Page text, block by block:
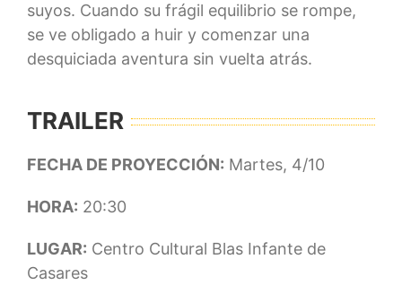
suyos. Cuando su frágil equilibrio se rompe,
se ve obligado a huir y comenzar una
desquiciada aventura sin vuelta atrás.
TRAILER
FECHA DE PROYECCIÓN: Martes, 4/10
HORA: 20:30
LUGAR: Centro Cultural Blas Infante de
Casares